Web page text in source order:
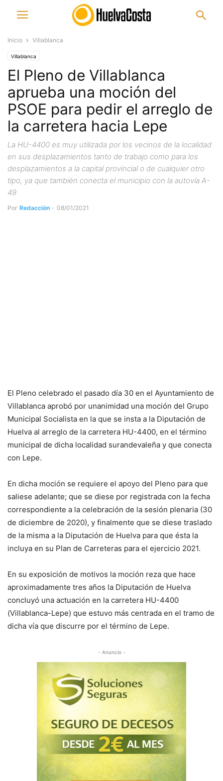
Inicio Villablanca
Villablanca
El Pleno de Villablanca
aprueba una moción del
PSOE para pedir el arreglo de
la carretera hacia Lepe
La HU-4400 es muy utilizada por los vecinos de la localidad
en sus desplazamientos tanto de trabajo como para los
desplazamientos a la capital provincial o de cualquier otro
tipo, ya que también conecta el municipio con la autovía A-
49
Por Redacción - 08/01/2021
El Pleno celebrado el pasado día 30 en el Ayuntamiento de
Villablanca aprobó por unanimidad una moción del Grupo
Municipal Socialista en la que se insta a la Diputación de
Huelva al arreglo de la carretera HU-4400, en el término
municipal de dicha localidad surandevaleña y que conecta
con Lepe.
En dicha moción se requiere el apoyo del Pleno para que
saliese adelante; que se diese por registrada con la fecha
correspondiente a la celebración de la sesión plenaria (30
de diciembre de 2020), y finalmente que se diese traslado
de la misma a la Diputación de Huelva para que ésta la
incluya en su Plan de Carreteras para el ejercicio 2021.
En su exposición de motivos la moción reza que hace
aproximadamente tres años la Diputación de Huelva
concluyó una actuación en la carretera HU-4400
(Villablanca-Lepe) que estuvo más centrada en el tramo de
dicha vía que discurre por el término de Lepe.
- Anuncio -